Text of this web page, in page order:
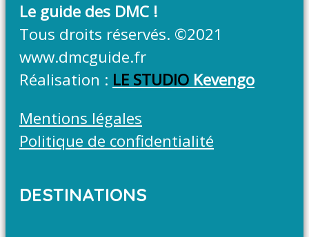
Le guide des DMC !
Tous droits réservés. ©2021
www.dmcguide.fr
Réalisation : LE STUDIO Kevengo
Mentions légales
Politique de confidentialité
DESTINATIONS